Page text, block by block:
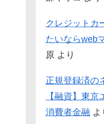
クレジットカ
たいならweb
原 より
正規登録済の
【融資】東京
消費者金融 よ